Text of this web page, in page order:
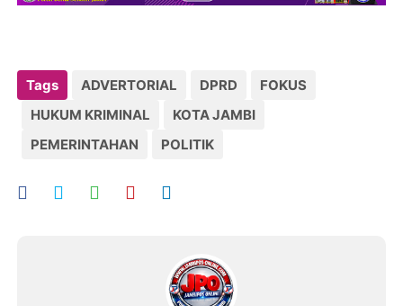
Tags ADVERTORIAL DPRD
FOKUS
HUKUM KRIMINAL
KOTA JAMBI
PEMERINTAHAN
POLITIK